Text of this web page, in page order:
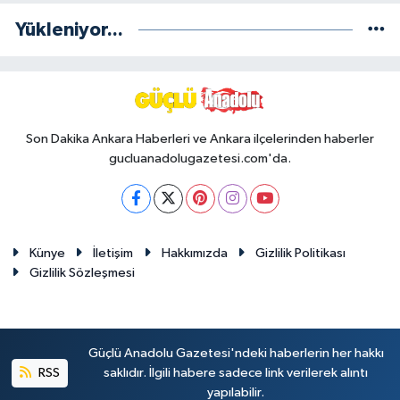
Yükleniyor...
Son Dakika Ankara Haberleri ve Ankara ilçelerinden haberler
gucluanadolugazetesi.com'da.
Künye İletişim Hakkımızda
Gizlilik Politikası
Gizlilik Sözleşmesi
RSS
Güçlü Anadolu Gazetesi'ndeki haberlerin her hakkı
saklıdır. İlgili habere sadece link verilerek alıntı
yapılabilir.